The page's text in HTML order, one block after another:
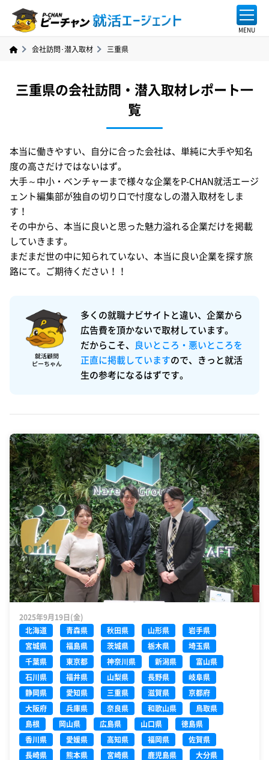
会社訪問･潜入取材 三重県
三重県の会社訪問・潜入取材レポート一
覧
本当に働きやすい、自分に合った会社は、単純に大手や知名
度の高さだけではないはず。
大手～中小・ベンチャーまで様々な企業をP-CHAN就活エージ
ェント編集部が独自の切り口で忖度なしの潜入取材をしま
す！
その中から、本当に良いと思った魅力溢れる企業だけを掲載
していきます。
まだまだ世の中に知られていない、本当に良い企業を探す旅
路にて。ご期待ください！！
多くの就職ナビサイトと違い、企業から
広告費を頂かないで取材しています。
だからこそ、
良いところ・悪いところを
正直に掲載していますので、きっと就活
生の参考になるはずです。
2025年9月19日(金)
北海道
青森県 秋田県 山形県 岩手県
宮城県 福島県 茨城県 栃木県 埼玉県
千葉県 東京都 神奈川県 新潟県 富山県
石川県 福井県 山梨県 長野県 岐阜県
静岡県 愛知県 三重県 滋賀県 京都府
大阪府 兵庫県 奈良県 和歌山県 鳥取県
島根 岡山県 広島県 山口県 徳島県
香川県 愛媛県 高知県 福岡県 佐賀県
長崎県 熊本県 宮崎県 鹿児島県 大分県